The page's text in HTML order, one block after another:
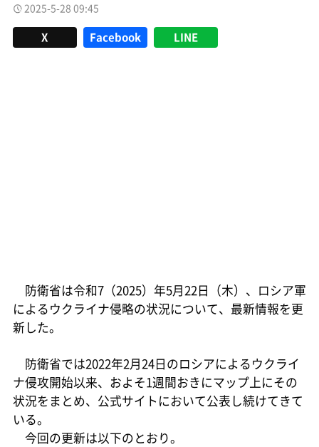
2025-5-28 09:45
X Facebook LINE
防衛省は令和7（2025）年5月22日（木）、ロシア軍
によるウクライナ侵略の状況について、最新情報を更
新した。
防衛省では2022年2月24日のロシアによるウクライ
ナ侵攻開始以来、およそ1週間おきにマップ上にその
状況をまとめ、公式サイトにおいて公表し続けてきて
いる。
今回の更新は以下のとおり。